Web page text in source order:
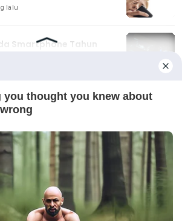
lalu
Smartphone Tahun
INDEX BERITA
Terbaik untuk Anak-Anak: Fitur
dan Edukasi